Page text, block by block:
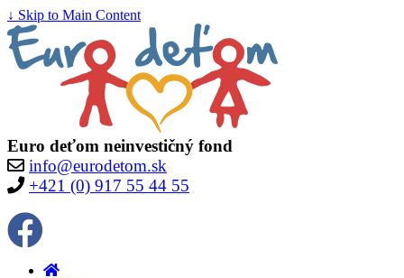
↓ Skip to Main Content
Euro deťom neinvestičný fond
info@eurodetom.sk
+421 (0) 917 55 44 55